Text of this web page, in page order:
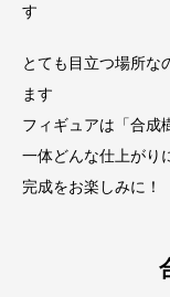
す
とても目立つ場所な
ます
フィギュアは「合成
一体どんな仕上がり
完成をお楽しみに！